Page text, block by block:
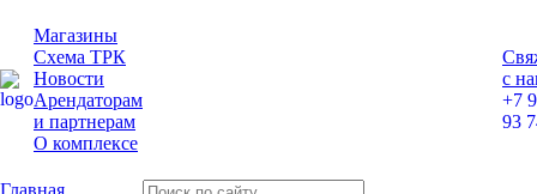
Магазины
Схема ТРК
Новости
Арендаторам
и партнерам
О комплексе
с
+7
93
Главная